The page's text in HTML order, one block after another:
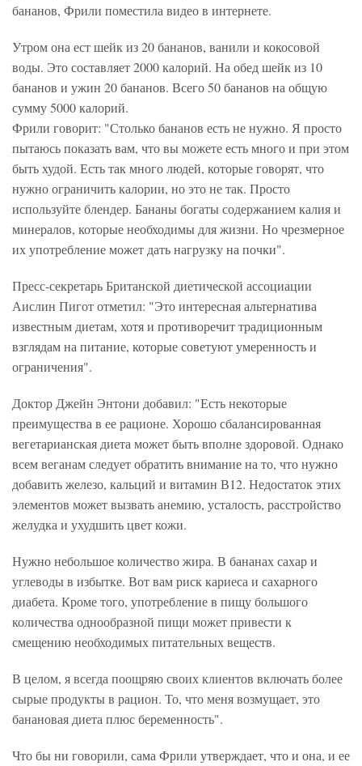
бананов, Фрили поместила видео в интернете.
Утром она ест шейк из 20 бананов, ванили и кокосовой
воды. Это составляет 2000 калорий. На обед шейк из 10
бананов и ужин 20 бананов. Всего 50 бананов на общую
сумму 5000 калорий.
Фрили говорит: "Столько бананов есть не нужно. Я просто
пытаюсь показать вам, что вы можете есть много и при этом
быть худой. Есть так много людей, которые говорят, что
нужно ограничить калории, но это не так. Просто
используйте блендер. Бананы богаты содержанием калия и
минералов, которые необходимы для жизни. Но чрезмерное
их употребление может дать нагрузку на почки".
Пресс-секретарь Британской диетической ассоциации
Аислин Пигот отметил: "Это интересная альтернатива
известным диетам, хотя и противоречит традиционным
взглядам на питание, которые советуют умеренность и
ограничения".
Доктор Джейн Энтони добавил: "Есть некоторые
преимущества в ее рационе. Хорошо сбалансированная
вегетарианская диета может быть вполне здоровой. Однако
всем веганам следует обратить внимание на то, что нужно
добавить железо, кальций и витамин В12. Недостаток этих
элементов может вызвать анемию, усталость, расстройство
желудка и ухудшить цвет кожи.
Нужно небольшое количество жира. В бананах сахар и
углеводы в избытке. Вот вам риск кариеса и сахарного
диабета. Кроме того, употребление в пищу большого
количества однообразной пищи может привести к
смещению необходимых питательных веществ.
В целом, я всегда поощряю своих клиентов включать более
сырые продукты в рацион. То, что меня возмущает, это
банановая диета плюс беременность".
Что бы ни говорили, сама Фрили утверждает, что и она, и ее